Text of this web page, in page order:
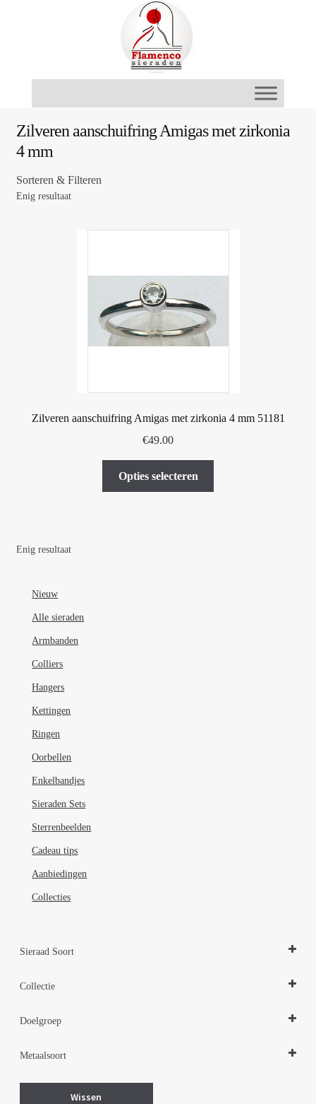
Zilveren aanschuifring Amigas met zirkonia
4 mm
Sorteren & Filteren
Enig resultaat
Zilveren aanschuifring Amigas met zirkonia 4 mm 51181
€49.00
Opties selecteren
Enig resultaat
Nieuw
Alle sieraden
Armbanden
Colliers
Hangers
Kettingen
Ringen
Oorbellen
Enkelbandjes
Sieraden Sets
Sterrenbeelden
Cadeau tips
Aanbiedingen
Collecties
Sieraad Soort
Collectie
Doelgroep
Metaalsoort
Wissen